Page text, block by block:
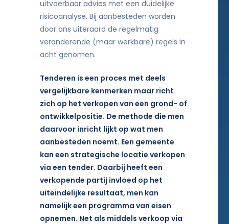
uitvoerbaar advies met een duidelijke
risicoanalyse. Bij aanbesteden worden
door ons uiteraard de regelmatig
veranderende (maar werkbare) regels in
acht genomen.
Tenderen is een proces met deels
vergelijkbare kenmerken maar richt
zich op het verkopen van een grond- of
ontwikkelpositie. De methode die men
daarvoor inricht lijkt op wat men
aanbesteden noemt. Een gemeente
kan een strategische locatie verkopen
via een tender. Daarbij heeft een
verkopende partij invloed op het
uiteindelijke resultaat, men kan
namelijk een programma van eisen
opnemen. Net als middels verkoop via